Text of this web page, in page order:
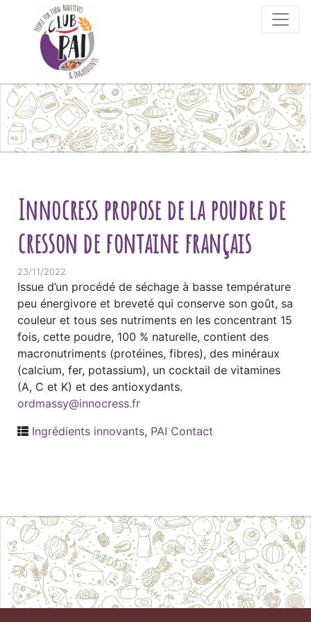
Skip to content
Innocress propose de la poudre de
cresson de fontaine français
23/11/2022
Issue d’un procédé de séchage à basse température
peu énergivore et breveté qui conserve son goût, sa
couleur et tous ses nutriments en les concentrant 15
fois, cette poudre, 100 % naturelle, contient des
macronutriments (protéines, fibres), des minéraux
(calcium, fer, potassium), un cocktail de vitamines
(A, C et K) et des antioxydants.
ordmassy@innocress.fr
Ingrédients innovants, PAI Contact